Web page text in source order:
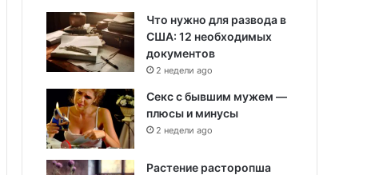
Что нужно для развода в
США: 12 необходимых
документов
2 недели ago
Секс с бывшим мужем —
плюсы и минусы
2 недели ago
Растение расторопша